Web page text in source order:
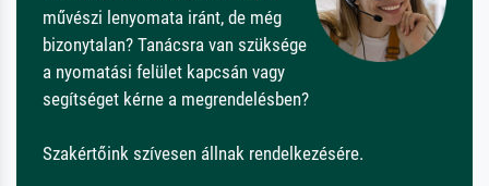
művészi lenyomata iránt, de még
bizonytalan? Tanácsra van szüksége
a nyomatási felület kapcsán vagy
segítséget kérne a megrendelésben?
Szakértőink szívesen állnak rendelkezésére.